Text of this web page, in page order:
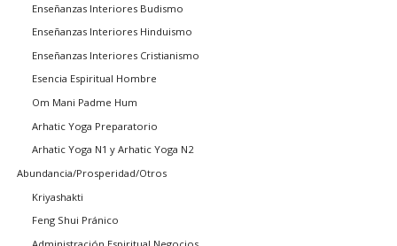
Enseñanzas Interiores Budismo
Enseñanzas Interiores Hinduismo
Enseñanzas Interiores Cristianismo
Esencia Espiritual Hombre
Om Mani Padme Hum
Arhatic Yoga Preparatorio
Arhatic Yoga N1 y Arhatic Yoga N2
Abundancia/Prosperidad/Otros
Kriyashakti
Feng Shui Pránico